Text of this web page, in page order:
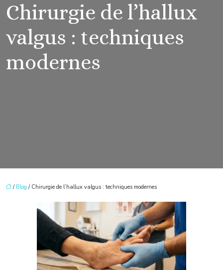
Chirurgie de l’hallux
valgus : techniques
modernes
/ Blog / Chirurgie de l’hallux valgus : techniques modernes